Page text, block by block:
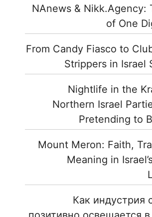
NAnews & Nikk.Agency:
of One
From Candy Fiasco to
Strippers in Israel
Nightlife in the
Northern Israel
Pretending to
Mount Meron: Faith,
Meaning in
Как индустрия